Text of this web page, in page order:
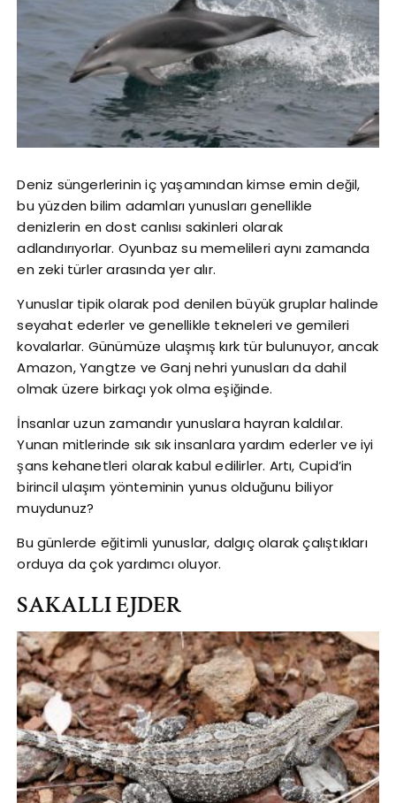
Deniz süngerlerinin iç yaşamından kimse emin değil,
bu yüzden bilim adamları yunusları genellikle
denizlerin en dost canlısı sakinleri olarak
adlandırıyorlar. Oyunbaz su memelileri aynı zamanda
en zeki türler arasında yer alır.
Yunuslar tipik olarak pod denilen büyük gruplar halinde
seyahat ederler ve genellikle tekneleri ve gemileri
kovalarlar. Günümüze ulaşmış kırk tür bulunuyor, ancak
Amazon, Yangtze ve Ganj nehri yunusları da dahil
olmak üzere birkaçı yok olma eşiğinde.
İnsanlar uzun zamandır yunuslara hayran kaldılar.
Yunan mitlerinde sık sık insanlara yardım ederler ve iyi
şans kehanetleri olarak kabul edilirler. Artı, Cupid’in
birincil ulaşım yönteminin yunus olduğunu biliyor
muydunuz?
Bu günlerde eğitimli yunuslar, dalgıç olarak çalıştıkları
orduya da çok yardımcı oluyor.
SAKALLI EJDER